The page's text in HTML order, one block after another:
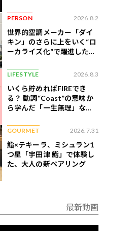
PERSON 2026.8.2
世界的空調メーカー「ダイ
キン」のさらに上をいく“ロ
ーカライズ化”で躍進したイ
LIFESTYLE 2026.8.3
いくら貯めればFIREでき
る？ 動詞“Coast”の意味か
ら学んだ「一生無理」な切
GOURMET 2026.7.31
鮨×テキーラ、ミシュラン1
つ星「宇田津 鮨」で体験し
た、大人の新ペアリング
最新動画